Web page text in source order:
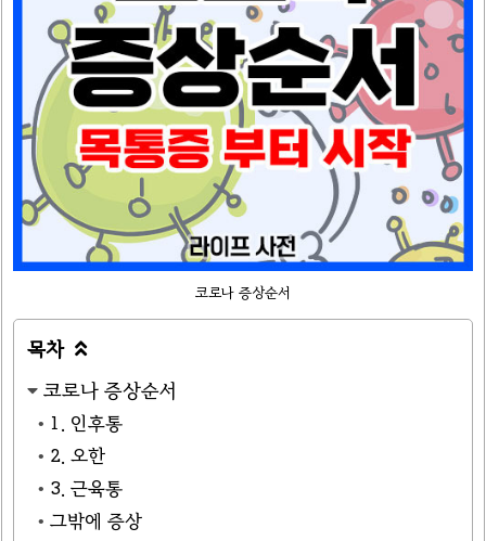
코로나 증상순서
목차 
코로나 증상순서
1. 인후통
2. 오한
3. 근육통
그밖에 증상